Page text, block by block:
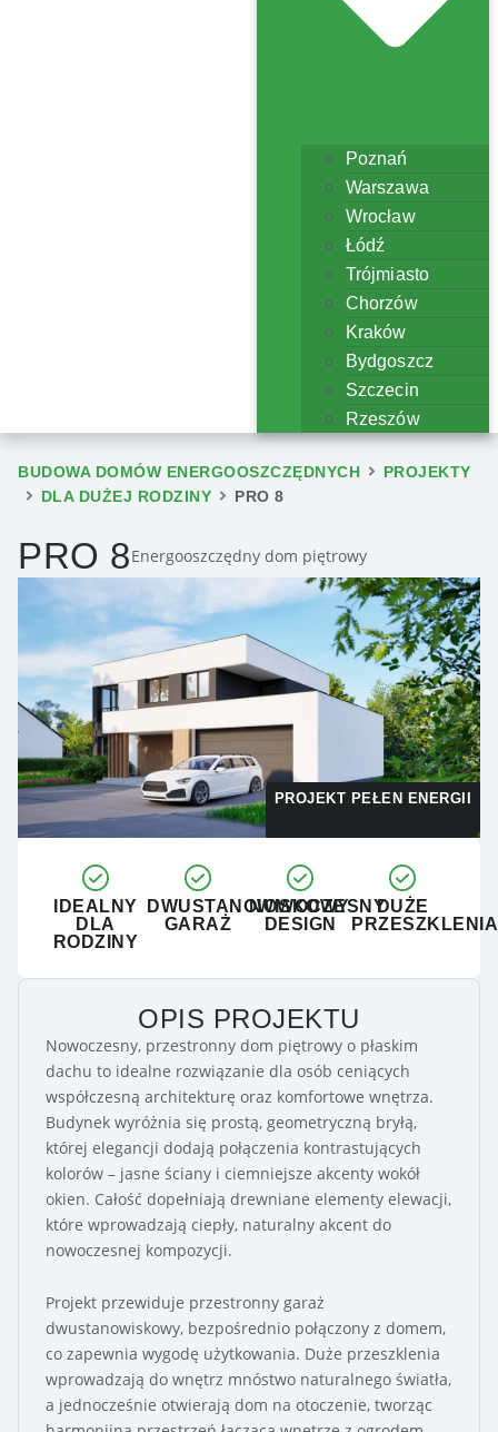
Poznań
Warszawa
Wrocław
Łódź
Trójmiasto
Chorzów
Kraków
Bydgoszcz
Szczecin
Rzeszów
BUDOWA DOMÓW ENERGOOSZCZĘDNYCH
PROJEKTY
DLA DUŻEJ RODZINY
PRO 8
PRO 8Energooszczędny dom piętrowy
PROJEKT PEŁEN ENERGII
IDEALNY
DLA
RODZINY
DWUSTANOWISKOWY
GARAŻ
NOWOCZESNY
DESIGN
DUŻE
PRZESZKLENIA
OPIS PROJEKTU
Nowoczesny, przestronny dom piętrowy o płaskim
dachu to idealne rozwiązanie dla osób ceniących
współczesną architekturę oraz komfortowe wnętrza.
Budynek wyróżnia się prostą, geometryczną bryłą,
której elegancji dodają połączenia kontrastujących
kolorów – jasne ściany i ciemniejsze akcenty wokół
okien. Całość dopełniają drewniane elementy elewacji,
które wprowadzają ciepły, naturalny akcent do
nowoczesnej kompozycji.
Projekt przewiduje przestronny garaż
dwustanowiskowy, bezpośrednio połączony z domem,
co zapewnia wygodę użytkowania. Duże przeszklenia
wprowadzają do wnętrz mnóstwo naturalnego światła,
a jednocześnie otwierają dom na otoczenie, tworząc